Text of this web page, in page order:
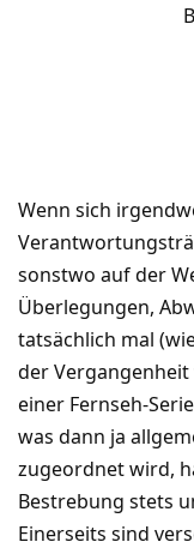
Wenn sich
sonstwo auf der
Überlegungen,
tatsächlich mal
der
einer Fernseh-
was dann ja
zugeordnet wird,
Bestrebung stets
Einerseits sind